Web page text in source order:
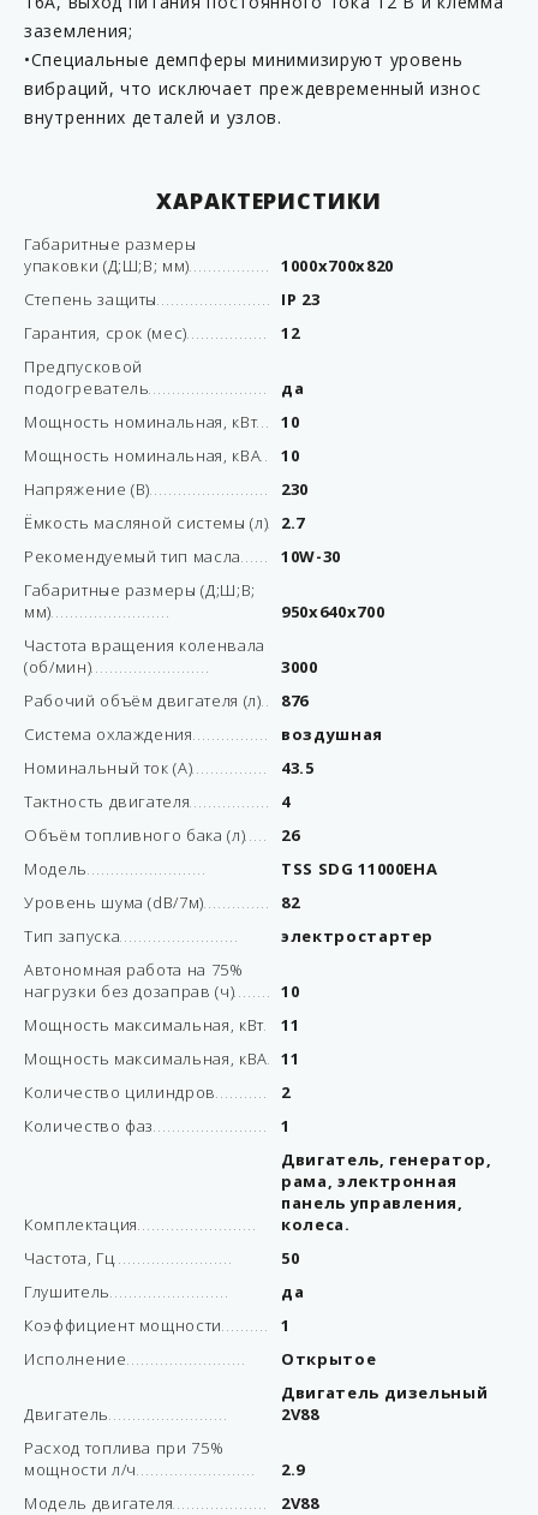
заземления;
•Специальные демпферы минимизируют уровень
вибраций, что исключает преждевременный износ
внутренних деталей и узлов.
ХАРАКТЕРИСТИКИ
Габаритные размеры
упаковки (Д;Ш;В; мм)
1000x700x820
Степень защиты
IP 23
Гарантия, срок (мес)
12
Предпусковой
подогреватель
да
Мощность номинальная, кВт
10
Мощность номинальная, кВА
10
Напряжение (В)
230
Ёмкость масляной системы (л)
2.7
Рекомендуемый тип масла
10W-30
Габаритные размеры (Д;Ш;В;
мм)
950х640х700
Частота вращения коленвала
(об/мин)
3000
Рабочий объём двигателя (л)
876
Система охлаждения
воздушная
Номинальный ток (А)
43.5
Тактность двигателя
4
Объём топливного бака (л)
26
Модель
TSS SDG 11000EHA
Уровень шума (dB/7м)
82
Тип запуска
электростартер
Автономная работа на 75%
нагрузки без дозаправ (ч)
10
Мощность максимальная, кВт
11
Мощность максимальная, кВА
11
Количество цилиндров
2
Количество фаз
1
Комплектация
Двигатель, генератор,
рама, электронная
панель управления,
колеса.
Частота, Гц
50
Глушитель
да
Коэффициент мощности
1
Исполнение
Открытое
Двигатель
Двигатель дизельный
2V88
Расход топлива при 75%
мощности л/ч
2.9
Модель двигателя
2V88